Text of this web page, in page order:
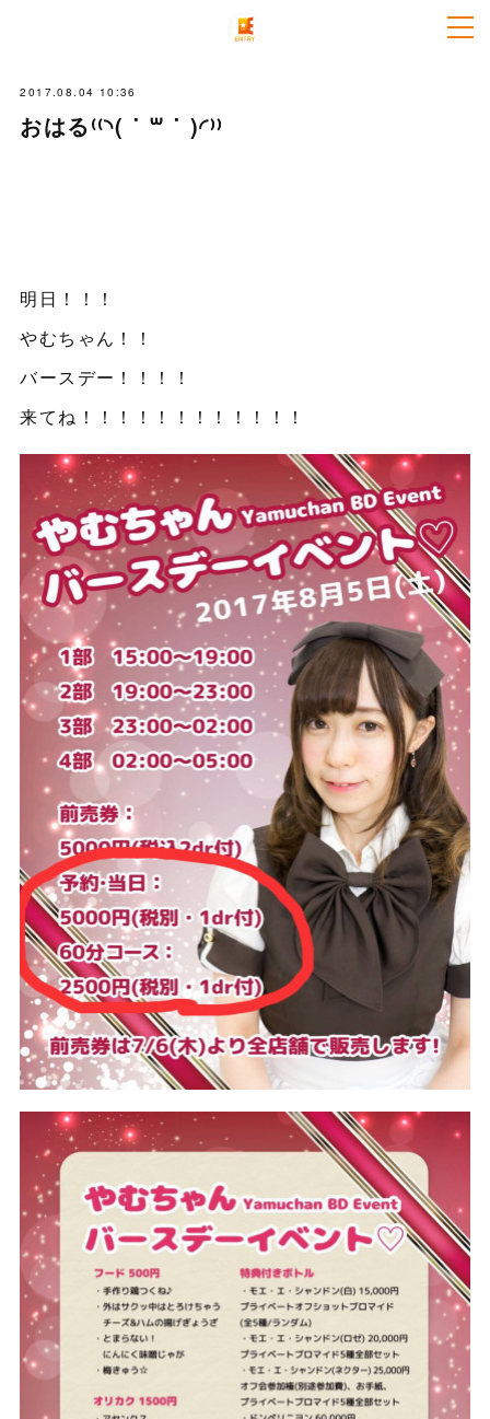
2017.08.04 10:36
おはる⁽⁽◝( ˙ ꒳ ˙ )◜⁾⁾
明日！！！
やむちゃん！！
バースデー！！！！
来てね！！！！！！！！！！！！